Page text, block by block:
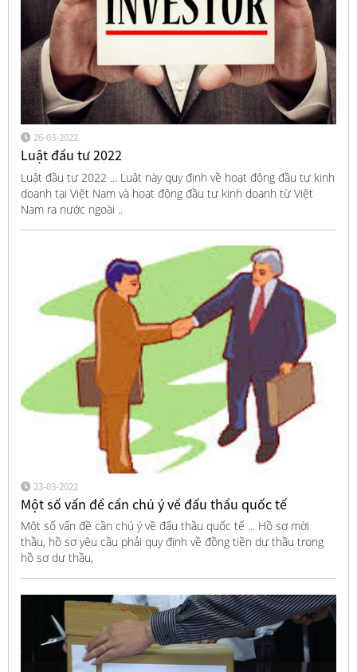
26-03-2022
Luật đầu tư 2022
Luật đầu tư 2022 ... Luật này quy định về hoạt động đầu tư kinh
doanh tại Việt Nam và hoạt động đầu tư kinh doanh từ Việt
Nam ra nước ngoài ..
23-03-2022
Một số vấn đề cần chú ý về đấu thầu quốc tế
Một số vấn đề cần chú ý về đấu thầu quốc tế ... Hồ sơ mời
thầu, hồ sơ yêu cầu phải quy định về đồng tiền dự thầu trong
hồ sơ dự thầu,